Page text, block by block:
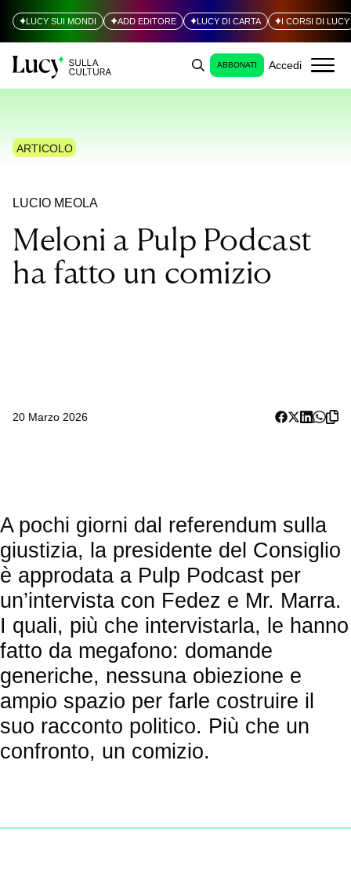
LUCY SUI MONDI ADD EDITORE LUCY DI CARTA I CORSI DI LUCY
ABBONATI Accedi
ARTICOLO
LUCIO MEOLA
Meloni a Pulp Podcast
ha fatto un comizio
20 Marzo 2026
A pochi giorni dal referendum sulla
giustizia, la presidente del Consiglio
è approdata a Pulp Podcast per
un’intervista con Fedez e Mr. Marra.
I quali, più che intervistarla, le hanno
fatto da megafono: domande
generiche, nessuna obiezione e
ampio spazio per farle costruire il
suo racconto politico. Più che un
confronto, un comizio.